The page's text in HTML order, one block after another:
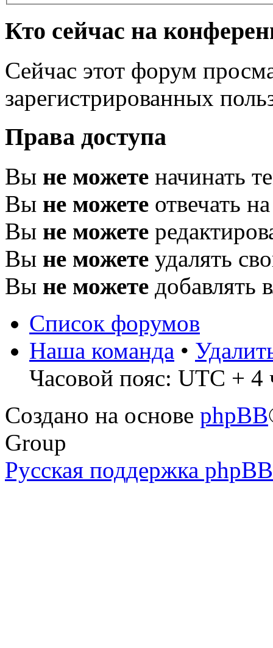
Кто сейчас на
Сейчас этот форум
зарегистрированных
Права доступа
Вы не можете начинать
Вы не можете отвечать
Вы не можете
Вы не можете удалять
Вы не можете добавлять
Список форумов
Наша команда •
Часовой пояс: UTC + 4
Создано на основе phpBB
Group
Русская поддержка phpBB